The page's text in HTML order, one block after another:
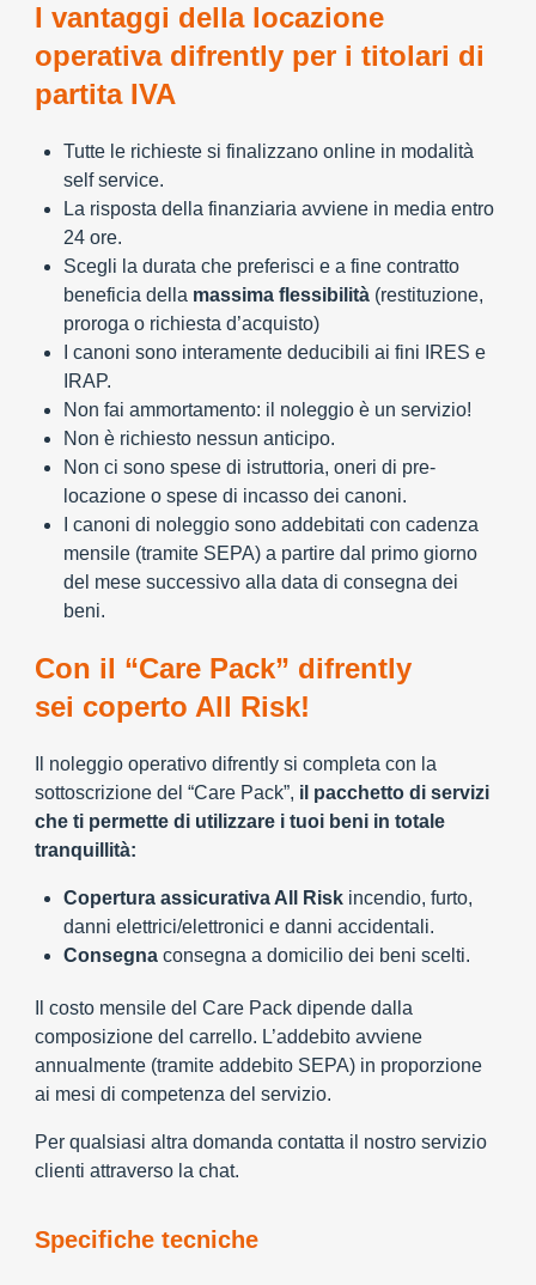
I vantaggi della locazione
operativa difrently per i titolari di
partita IVA
Tutte le richieste si finalizzano online in modalità
self service.
La risposta della finanziaria avviene in media entro
24 ore.
Scegli la durata che preferisci e a fine contratto
beneficia della massima flessibilità (restituzione,
proroga o richiesta d’acquisto)
I canoni sono interamente deducibili ai fini IRES e
IRAP.
Non fai ammortamento: il noleggio è un servizio!
Non è richiesto nessun anticipo.
Non ci sono spese di istruttoria, oneri di pre-
locazione o spese di incasso dei canoni.
I canoni di noleggio sono addebitati con cadenza
mensile (tramite SEPA) a partire dal primo giorno
del mese successivo alla data di consegna dei
beni.
Con il “Care Pack” difrently
sei coperto All Risk!
Il noleggio operativo difrently si completa con la
sottoscrizione del “Care Pack”, il pacchetto di servizi
che ti permette di utilizzare i tuoi beni in totale
tranquillità:
Copertura assicurativa All Risk incendio, furto,
danni elettrici/elettronici e danni accidentali.
Consegna consegna a domicilio dei beni scelti.
Il costo mensile del Care Pack dipende dalla
composizione del carrello. L’addebito avviene
annualmente (tramite addebito SEPA) in proporzione
ai mesi di competenza del servizio.
Per qualsiasi altra domanda contatta il nostro servizio
clienti attraverso la chat.
Specifiche tecniche